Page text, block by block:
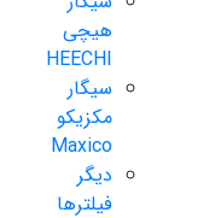
هیچی
HEECHI
سیگار
مکزیکو
Maxico
دیگر
فیلترها